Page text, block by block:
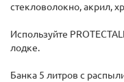
стекловолокно, акрил,
Используйте
лодке.
Банка 5 литров с